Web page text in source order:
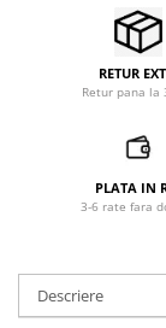
Controllere MIDI -
Controllere
Interfete audio
Interfete MIDI si
Microfoane de
Pop filtre
Preamplificatoare
RETUR
Retur pana la
PLATA IN
3-6 rate fara
Descriere